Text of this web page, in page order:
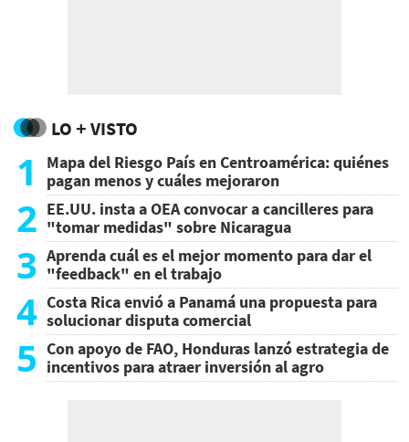
LO + VISTO
1
Mapa del Riesgo País en Centroamérica: quiénes
pagan menos y cuáles mejoraron
2 EE.UU. insta a OEA convocar a cancilleres para
"tomar medidas" sobre Nicaragua
3 Aprenda cuál es el mejor momento para dar el
"feedback" en el trabajo
4 Costa Rica envió a Panamá una propuesta para
solucionar disputa comercial
5 Con apoyo de FAO, Honduras lanzó estrategia de
incentivos para atraer inversión al agro